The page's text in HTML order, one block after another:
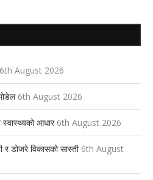
6th August 2026
6th August 2026
स्वास्थ्यको आधार 6th August 2026
र डोजरे विकासको सास्ती 6th August